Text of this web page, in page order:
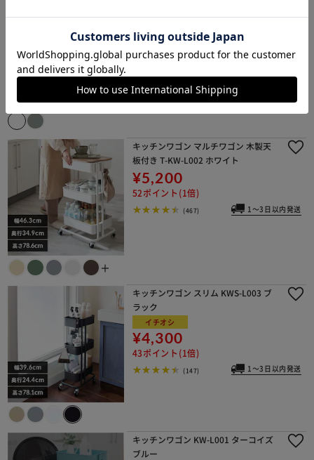
¥15,510
155ポイント(1倍)
(0)
＋
キッチンワゴン マルチワゴン 木製天
板付き T-KW-L002 ホワイト
¥5,200
52ポイント(1倍)
(467) 1～3日以内発送
キッチンワゴン スリム KWS-L003 ブ
ラック
イチオシ
¥4,300
43ポイント(1倍)
(147) 1～3日以内発送
キッチンワゴン KW-L001 ターコイズ
ブルー